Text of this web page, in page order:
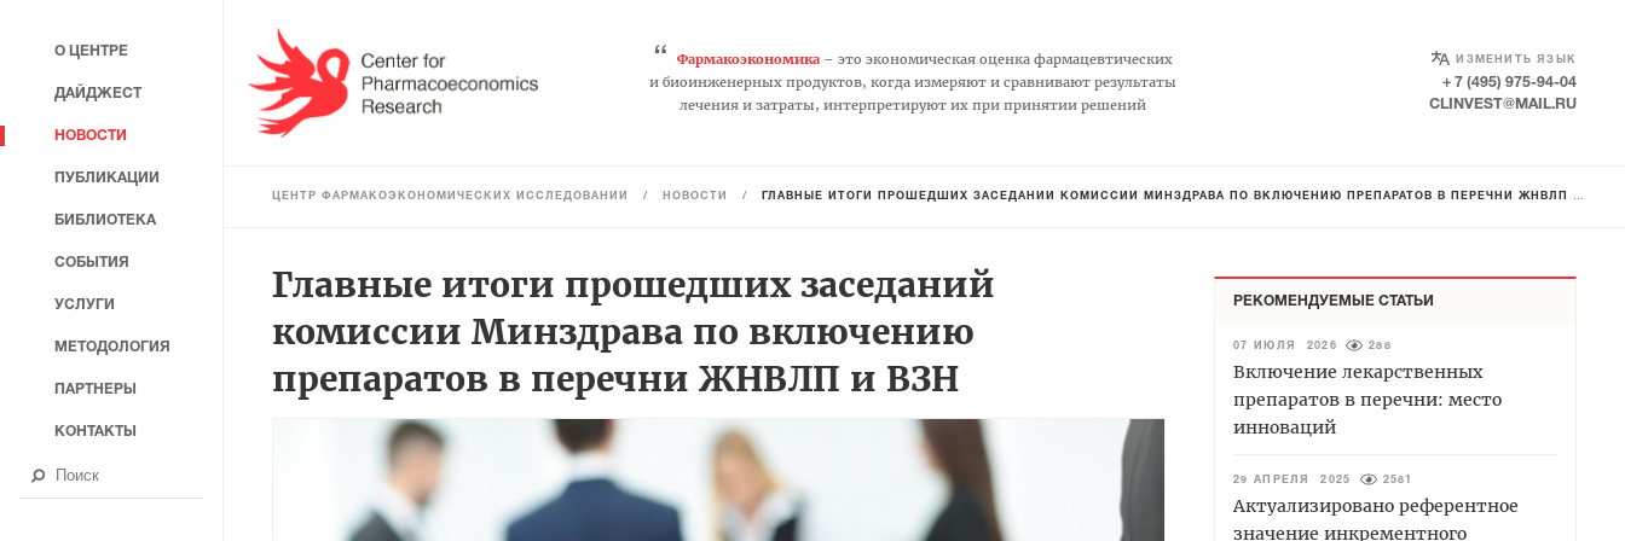
“ Фармакоэкономика– это экономическая оценка фармацевтических
и биоинженерных продуктов, когда измеряют и сравнивают результаты
лечения и затраты, интерпретируют их при принятии решений
ИЗМЕНИТЬ ЯЗЫК
SELECT LANGUAGE
+ 7 (495) 975-94-04
CLINVEST@MAIL.RU
ЦЕНТР ФАРМАКОЭКОНОМИЧЕСКИХ ИССЛЕДОВАНИЙ / НОВОСТИ / ГЛАВНЫЕ ИТОГИ ПРОШЕДШИХ ЗАСЕДАНИЙ КОМИССИИ МИНЗДРАВА ПО ВКЛЮЧЕНИЮ ПРЕПАРАТОВ В ПЕРЕЧНИ ЖНВЛП И ВЗН
Главные итоги прошедших заседаний
комиссии Минздрава по включению
препаратов в перечни ЖНВЛП и ВЗН
РЕКОМЕНДУЕМЫЕ СТАТЬИ
07 ИЮЛЯ 2026 288
Включение лекарственных
препаратов в перечни: место
инноваций
29 АПРЕЛЯ 2025 2581
Актуализировано референтное
значение инкрементного
О ЦЕНТРЕ
ДАЙДЖЕСТ
НОВОСТИ
ПУБЛИКАЦИИ
БИБЛИОТЕКА
СОБЫТИЯ
УСЛУГИ
МЕТОДОЛОГИЯ
ПАРТНЕРЫ
КОНТАКТЫ